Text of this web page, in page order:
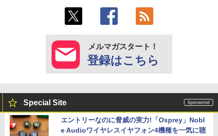
メルマガスタート！
登録はこちら
Special Site
エントリーなのに脅威の実力!「Osprey」Nobl
e Audioワイヤレスイヤフォン4機種を一気に聴